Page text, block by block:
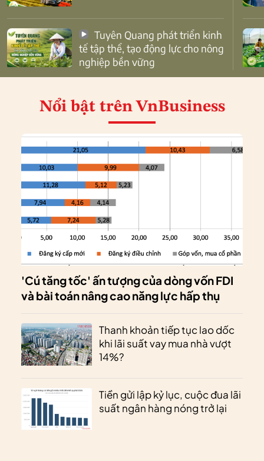
tế tập thể, tạo động lực cho nông
nghiệp bền vững
Nổi bật trên VnBusiness
'Cú tăng tốc' ấn tượng của dòng vốn FDI
và bài toán nâng cao năng lực hấp thụ
Thanh khoản tiếp tục lao dốc
khi lãi suất vay mua nhà vượt
14%?
Tiền gửi lập kỷ lục, cuộc đua lãi
suất ngân hàng nóng trở lại